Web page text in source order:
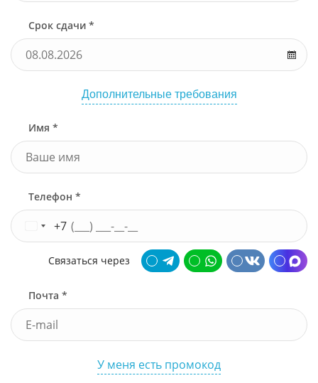
Срок сдачи *
Дополнительные требования
Имя *
Телефон *
+7
Связаться через
Почта *
У меня есть промокод